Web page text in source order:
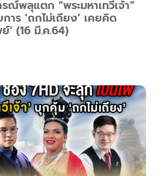
ณ์พลุแตก “พระมหาเทวีเจ้า”
าร ‘ถกไม่เถียง’ เคยคิด
’ (16 มี.ค.64)